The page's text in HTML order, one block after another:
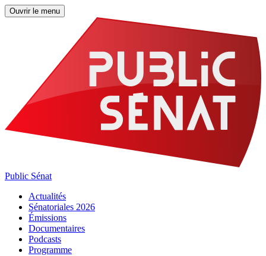
Ouvrir le menu
Public Sénat
Actualités
Sénatoriales 2026
Émissions
Documentaires
Podcasts
Programme